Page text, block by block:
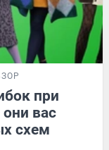
при
вас
схем